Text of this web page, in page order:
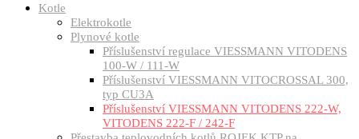
Kotle
Elektrokotle
Plynové kotle
Příslušenství regulace VIESSMANN VITODENS
100-W / 111-W
Příslušenství VIESSMANN VITOCROSSAL 300,
typ CU3A
Příslušenství VIESSMANN VITODENS 222-W,
VITODENS 222-F / 242-F